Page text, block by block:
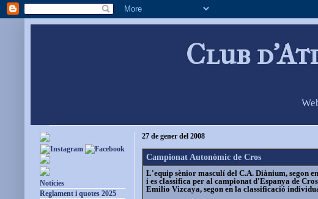
Club
27 de gener del 2008
Campionat Autonòmic de Cros
L'equip sènior masculí del C.A. Diànium, segon
i es classifica per al campionat d'Espanya de
Emilio Vizcaya, segon en la classificació
Notícies
Reglament i quotes 2025